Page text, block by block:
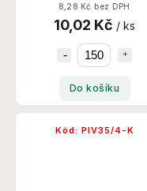
8,28 Kč bez DPH
10,02 Kč / ks
Do košíku
Kód: PIV35/4-K